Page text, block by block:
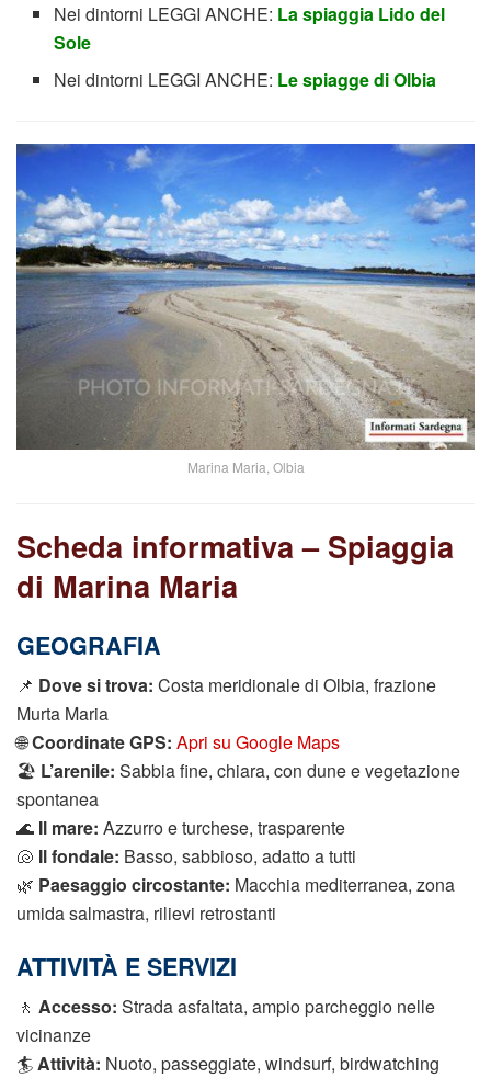
Nei dintorni LEGGI ANCHE: La spiaggia Lido del
Sole
Nei dintorni LEGGI ANCHE: Le spiagge di Olbia
Marina Maria, Olbia
Scheda informativa – Spiaggia
di Marina Maria
GEOGRAFIA
📌 Dove si trova: Costa meridionale di Olbia, frazione
Murta Maria
🌐Coordinate GPS: Apri su Google Maps
🏖️ L’arenile: Sabbia fine, chiara, con dune e vegetazione
spontanea
🌊 Il mare: Azzurro e turchese, trasparente
🐚 Il fondale: Basso, sabbioso, adatto a tutti
🌿 Paesaggio circostante: Macchia mediterranea, zona
umida salmastra, rilievi retrostanti
ATTIVITÀ E SERVIZI
🚶 Accesso: Strada asfaltata, ampio parcheggio nelle
vicinanze
🏄Attività: Nuoto, passeggiate, windsurf, birdwatching